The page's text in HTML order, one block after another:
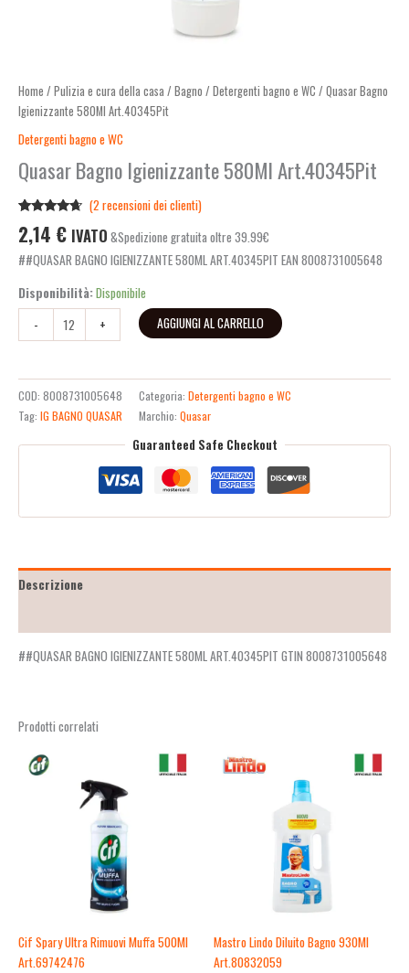
Home / Pulizia e cura della casa / Bagno / Detergenti bagno e WC / Quasar Bagno
Igienizzante 580Ml Art.40345Pit
Detergenti bagno e WC
Quasar Bagno Igienizzante 580Ml Art.40345Pit
4.50 su 5
su base
di
recensioni
(2 recensioni dei clienti)
2,14 € IVATO &Spedizione gratuita oltre 39.99€
##QUASAR BAGNO IGIENIZZANTE 580ML ART.40345PIT EAN 8008731005648
Disponibilità:Disponibile
-
+ AGGIUNGI AL CARRELLO
COD: 8008731005648 Categoria: Detergenti bagno e WC
Tag: IG BAGNO QUASAR Marchio: Quasar
Guaranteed Safe Checkout
Descrizione
##QUASAR BAGNO IGIENIZZANTE 580ML ART.40345PIT GTIN 8008731005648
Prodotti correlati
Cif Spary Ultra Rimuovi Muffa 500Ml
Art.69742476
Mastro Lindo Diluito Bagno 930Ml
Art.80832059